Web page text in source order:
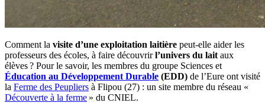
Comment la visite d’une exploitation laitière peut-elle aider les
professeurs des écoles, à faire découvrirl’univers du lait aux
élèves ? Pour le savoir, les membres du groupe Sciences et
Éducation au Développement Durable (EDD) de l’Eure ont visité
la Ferme des Peupliers à Flipou (27) : un site membre du réseau «
Découverte à la ferme » du CNIEL.